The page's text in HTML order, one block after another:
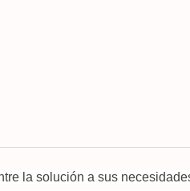
la solución a sus